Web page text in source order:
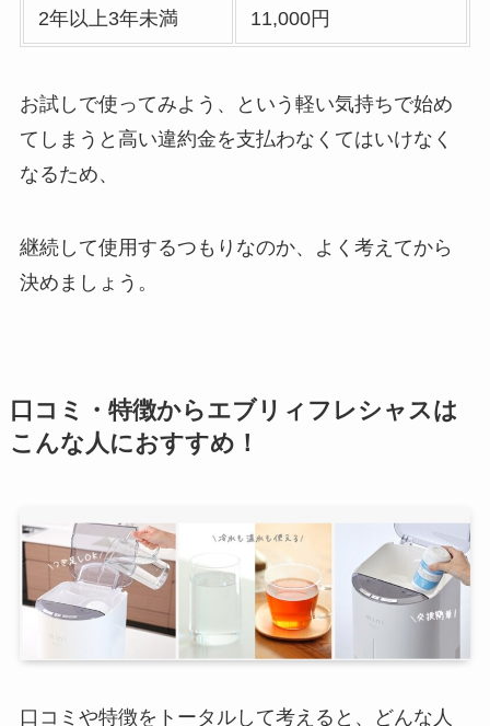
2年以上3年未満 11,000円
お試しで使ってみよう、という軽い気持ちで始め
てしまうと高い違約金を支払わなくてはいけなく
なるため、
継続して使用するつもりなのか、よく考えてから
決めましょう。
口コミ・特徴からエブリィフレシャスは
こんな人におすすめ！
口コミや特徴をトータルして考えると、どんな人